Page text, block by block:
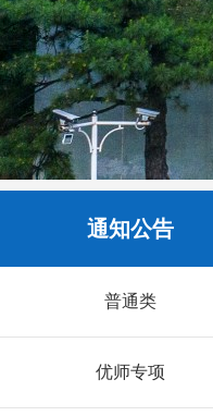
通知公告
普通类
优师专项